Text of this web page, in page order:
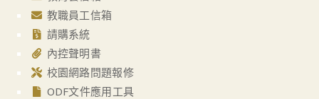
教職員工信箱
請購系統
內控聲明書
校園網路問題報修
ODF文件應用工具